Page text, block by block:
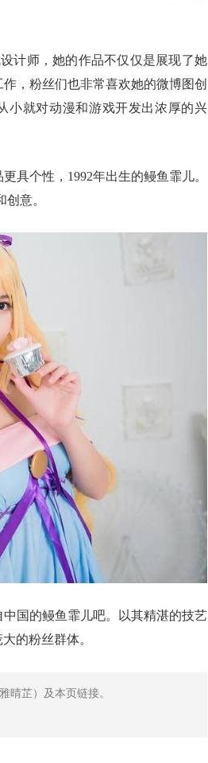
计师，她的作品不仅仅是展现了她
，粉丝们也非常喜欢她的微博图创
小就对动漫和游戏开发出浓厚的兴
具个性，1992年出生的鳗鱼霏儿。
意。
国的鳗鱼霏儿吧。以其精湛的技艺
的粉丝群体。
晴芷）及本页链接。